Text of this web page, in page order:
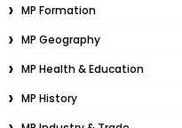
MP Formation
MP Geography
MP Health & Education
MP History